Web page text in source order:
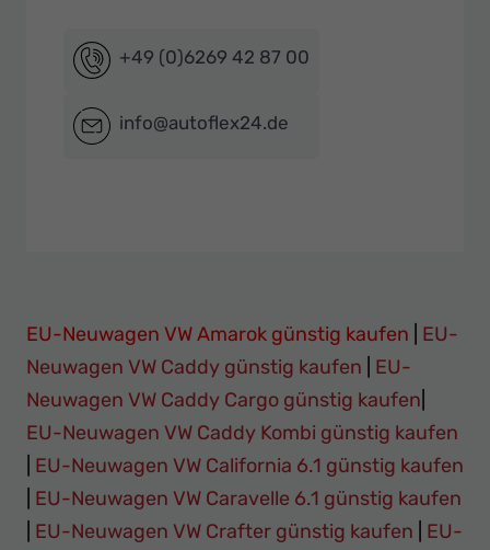
+49 (0)6269 42 87 00
info@autoflex24.de
EU-Neuwagen VW Amarok günstig kaufen
EU-
Neuwagen VW Caddy günstig kaufen
EU-
Neuwagen VW Caddy Cargo günstig kaufen
EU-Neuwagen VW Caddy Kombi günstig kaufen
EU-Neuwagen VW California 6.1 günstig kaufen
EU-Neuwagen VW Caravelle 6.1 günstig kaufen
EU-Neuwagen VW Crafter günstig kaufen
EU-